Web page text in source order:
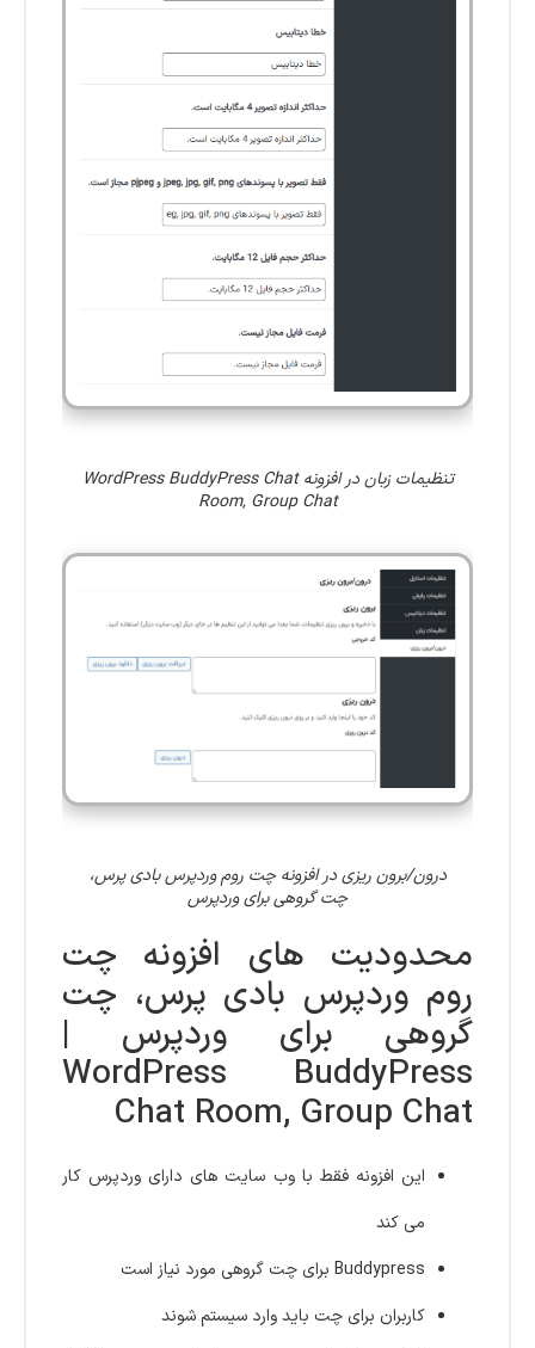
تنظیمات زبان در افزونه WordPress BuddyPress Chat
Room, Group Chat
درون/برون ریزی در افزونه چت روم وردپرس بادی پرس،
چت گروهی برای وردپرس
محدودیت های افزونه چت
روم وردپرس بادی پرس، چت
گروهی برای وردپرس |
WordPress BuddyPress
Chat Room, Group Chat
این افزونه فقط با وب سایت های دارای وردپرس کار
می کند
Buddypress برای چت گروهی مورد نیاز است
کاربران برای چت باید وارد سیستم شوند